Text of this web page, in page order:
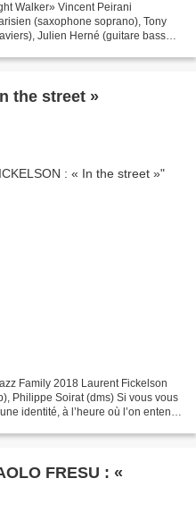
Walker» Vincent Peirani
(saxophone soprano), Tony
Julien Herné (guitare basse,
FICKELSON : « In the street »
Family 2018 Laurent Fickelson
Philippe Soirat (dms) Si vous vous
identité, à l’heure où l’on entend
FRESU : «